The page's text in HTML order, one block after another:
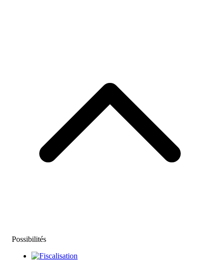
Possibilités